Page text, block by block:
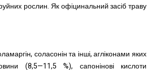
рослин. Як офіцинальний засіб траву
соласонін та інші, агліконами яких
(8,5—11,5 %), сапонінові кислоти